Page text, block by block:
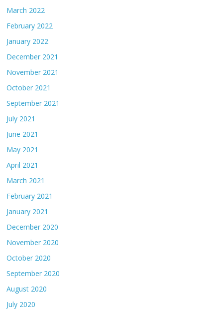
March 2022
February 2022
January 2022
December 2021
November 2021
October 2021
September 2021
July 2021
June 2021
May 2021
April 2021
March 2021
February 2021
January 2021
December 2020
November 2020
October 2020
September 2020
August 2020
July 2020